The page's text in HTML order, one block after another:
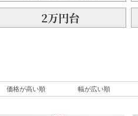
2万円台
価格が高い順 幅が広い順